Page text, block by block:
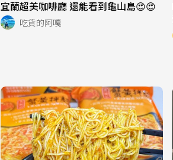
宜蘭超美咖啡廳 還能看到龜山島😍😍
吃貨的阿嘎